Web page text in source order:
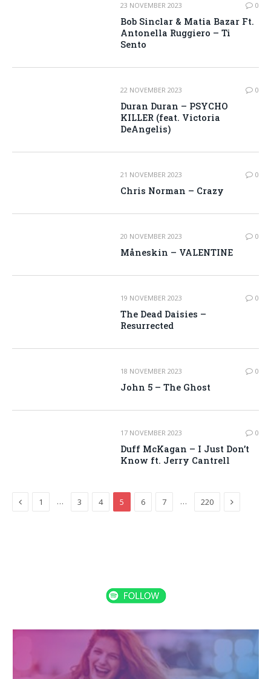
23 NOVEMBER 2023 0
Bob Sinclar & Matia Bazar Ft.
Antonella Ruggiero – Ti
Sento
22 NOVEMBER 2023 0
Duran Duran – PSYCHO
KILLER (feat. Victoria
DeAngelis)
21 NOVEMBER 2023 0
Chris Norman – Crazy
20 NOVEMBER 2023 0
Måneskin – VALENTINE
19 NOVEMBER 2023 0
The Dead Daisies –
Resurrected
18 NOVEMBER 2023 0
John 5 – The Ghost
17 NOVEMBER 2023 0
Duff McKagan – I Just Don’t
Know ft. Jerry Cantrell
Previous
1 … 3 4 5 6 7 … 220 Next